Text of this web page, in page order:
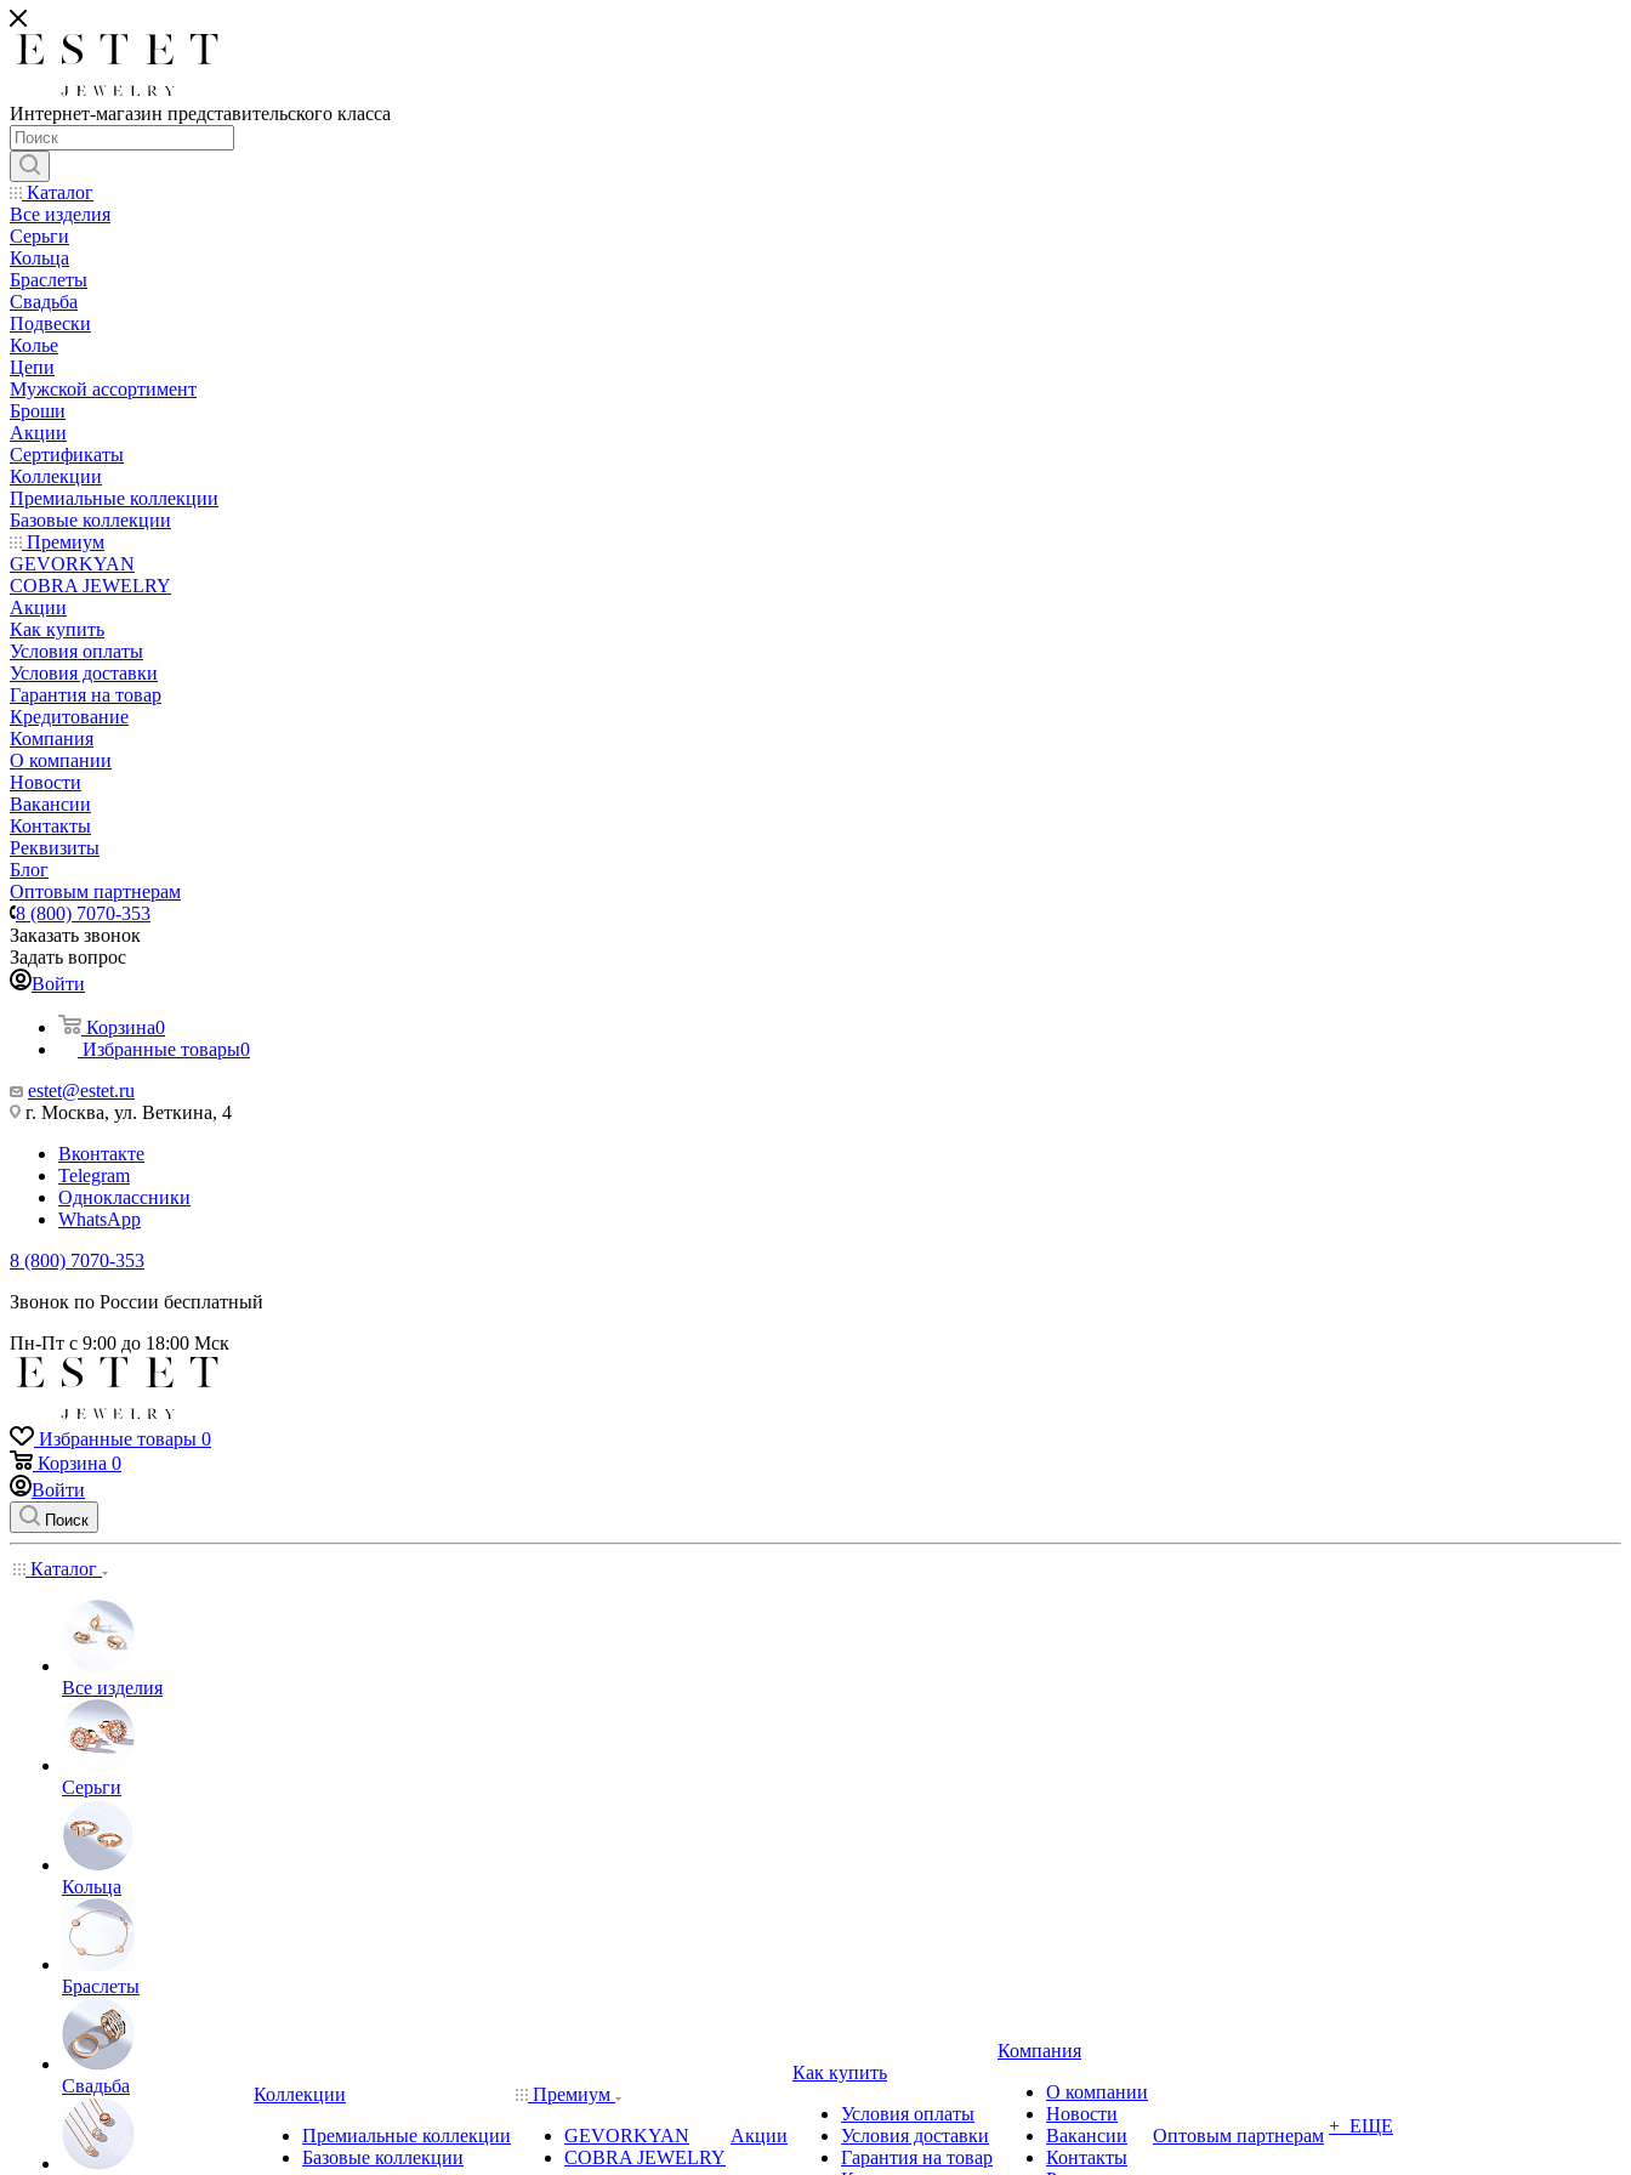
Интернет-магазин представительского класса
Каталог
Все изделия
Серьги
Кольца
Браслеты
Свадьба
Подвески
Колье
Цепи
Мужской ассортимент
Броши
Акции
Сертификаты
Коллекции
Премиальные коллекции
Базовые коллекции
Премиум
GEVORKYAN
COBRA JEWELRY
Акции
Как купить
Условия оплаты
Условия доставки
Гарантия на товар
Кредитование
Компания
О компании
Новости
Вакансии
Контакты
Реквизиты
Блог
Оптовым партнерам
8 (800) 7070-353
Заказать звонок
Задать вопрос
Войти
Корзина0
Избранные товары0
estet@estet.ru
г. Москва, ул. Веткина, 4
Вконтакте
Telegram
Одноклассники
WhatsApp
8 (800) 7070-353
Звонок по России бесплатный
Пн-Пт с 9:00 до 18:00 Мск
Избранные товары 0
Корзина 0
Войти
Поиск
Каталог
Все изделия
Серьги
Кольца
Браслеты
Свадьба
Коллекции
Премиальные коллекции
Базовые коллекции
Премиум
GEVORKYAN
COBRA JEWELRY
Акции
Как купить
Условия оплаты
Условия доставки
Гарантия на товар
Компания
О компании
Новости
Вакансии
Контакты
Оптовым партнерам + ЕЩЕ